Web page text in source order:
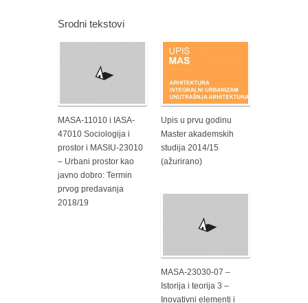
Srodni tekstovi
MASA-11010 i IASA-
47010 Sociologija i
prostor i MASIU-23010
– Urbani prostor kao
javno dobro: Termin
prvog predavanja
2018/19
Upis u prvu godinu
Master akademskih
studija 2014/15
(ažurirano)
MASA-23030-07 –
Istorija i teorija 3 –
Inovativni elementi i